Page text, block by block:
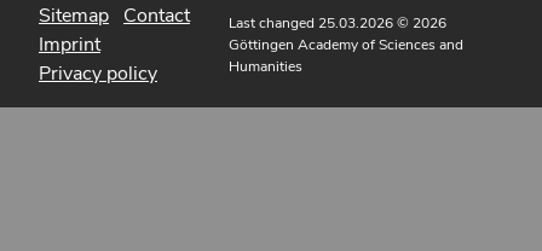
Sitemap Contact
Imprint
Privacy policy
Last changed 25.03.2026© 2026
Göttingen Academy of Sciences and
Humanities